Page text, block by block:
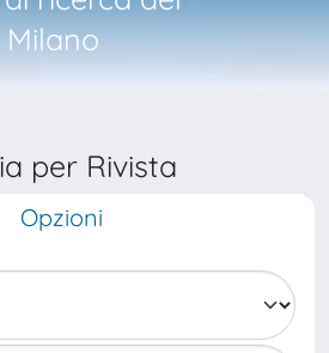
per Rivista
Opzioni